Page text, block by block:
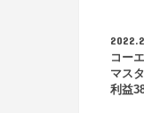
コー
マス
利益